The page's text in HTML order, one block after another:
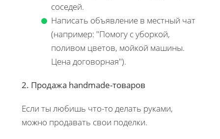
соседей.
Написать объявление в местный чат
(например: "Помогу с уборкой,
поливом цветов, мойкой машины.
Цена договорная").
2. Продажа handmade-товаров
Если ты любишь что-то делать руками,
можно продавать свои поделки.